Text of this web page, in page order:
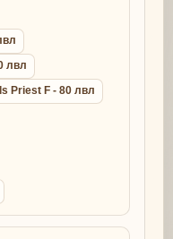
лвл
Priest F - 80 лвл